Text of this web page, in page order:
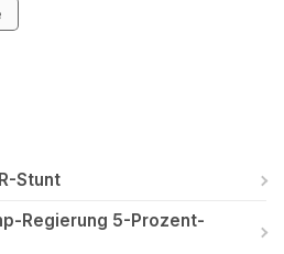
Stunt
Regierung 5-Prozent-